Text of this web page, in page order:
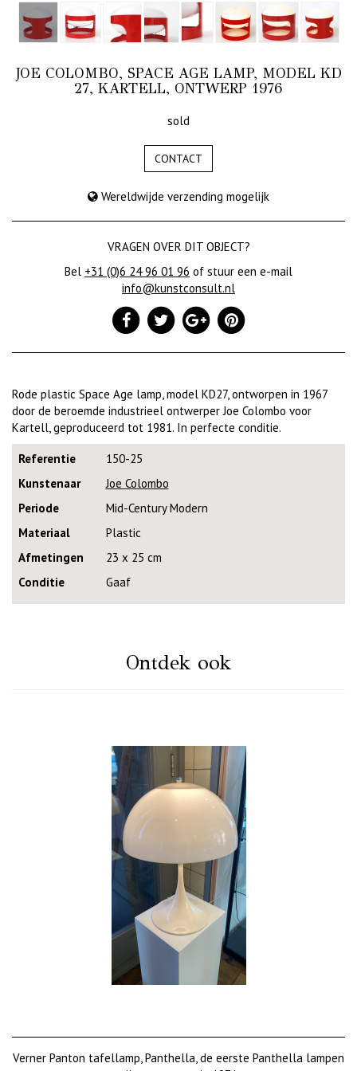
JOE COLOMBO, SPACE AGE LAMP, MODEL KD
27, KARTELL, ONTWERP 1976
sold
CONTACT
Wereldwijde verzending mogelijk
VRAGEN OVER DIT OBJECT?
Bel +31 (0)6 24 96 01 96 of stuur een e-mail
info@kunstconsult.nl
Rode plastic Space Age lamp, model KD27, ontworpen in 1967
door de beroemde industrieel ontwerper Joe Colombo voor
Kartell, geproduceerd tot 1981. In perfecte conditie.
Referentie
150-25
Kunstenaar
Joe Colombo
Periode
Mid-Century Modern
Materiaal
Plastic
Afmetingen
23 x 25 cm
Conditie
Gaaf
Ontdek ook
Verner Panton tafellamp, Panthella, de eerste Panthella​​ lampen